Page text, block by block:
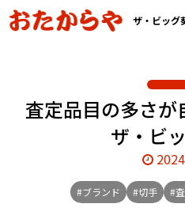
ザ・ビッグ
査定品目の多さが
ザ・ビ
#ブランド #切手 #